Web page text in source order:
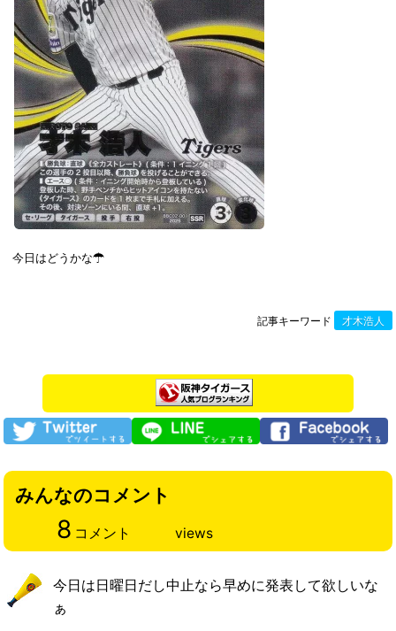
今日はどうかな☂
記事キーワード 才木浩人
みんなのコメント
8 コメント views
今日は日曜日だし中止なら早めに発表して欲しいな
ぁ